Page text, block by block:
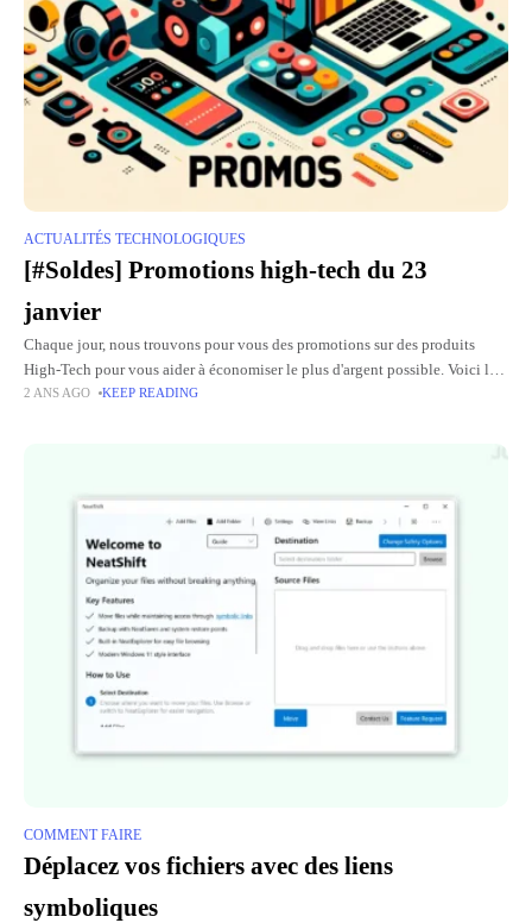
ACTUALITÉS TECHNOLOGIQUES
[#Soldes] Promotions high-tech du 23
janvier
Chaque jour, nous trouvons pour vous des promotions sur des produits
High-Tech pour vous aider à économiser le plus d'argent possible. Voici la
liste des bons plans du jour (valable
2 ANS AGO KEEP READING
COMMENT FAIRE
Déplacez vos fichiers avec des liens
symboliques